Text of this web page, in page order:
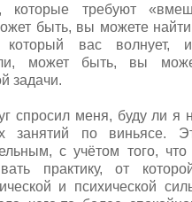
которые требуют
быть, вы можете
который вас волнует,
может быть, вы
задачи.
спросил меня, буду ли я
занятий по виньясе.
с учётом того,
практику, от
и психической